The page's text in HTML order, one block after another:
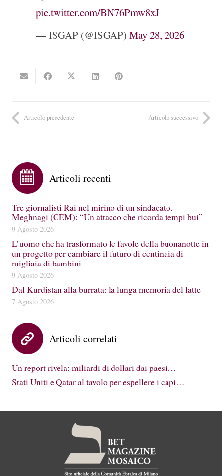
pic.twitter.com/BN76Pmw8xJ
— ISGAP (@ISGAP) May 28, 2026
Articolo precedente Articolo successivo
Articoli recenti
Tre giornalisti Rai nel mirino di un sindacato.
Meghnagi (CEM): “Un attacco che ricorda tempi bui”
9 Agosto 2026
L’uomo che ha trasformato le favole della buonanotte in
un progetto per cambiare il futuro di centinaia di
migliaia di bambini
9 Agosto 2026
Dal Kurdistan alla burrata: la lunga memoria del latte
7 Agosto 2026
Articoli correlati
Un report rivela: miliardi di dollari dai paesi…
Stati Uniti e Qatar al tavolo per espellere i capi…